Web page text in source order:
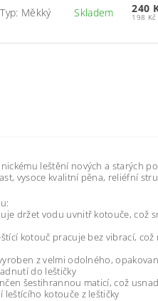
Typ: Měkký Skladem 240
leštění nových a starých
vysoce kvalitní pěna, reliéfní
držet vodu uvnitř kotouče, což
kotouč pracuje bez vibrací,
z velmi odolného,
do leštičky
šestihrannou maticí, což
leštícího kotouče z leštičky